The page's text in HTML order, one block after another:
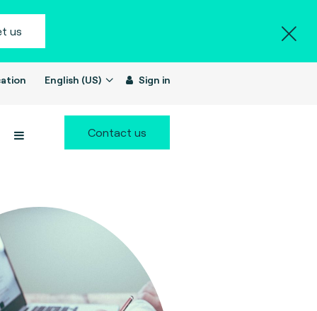
us
English (US) Sign in
Contact us